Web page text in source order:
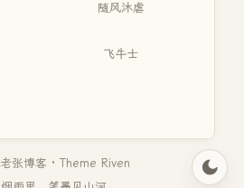
随风沐虐
飞牛士
张博客 · Theme Riven